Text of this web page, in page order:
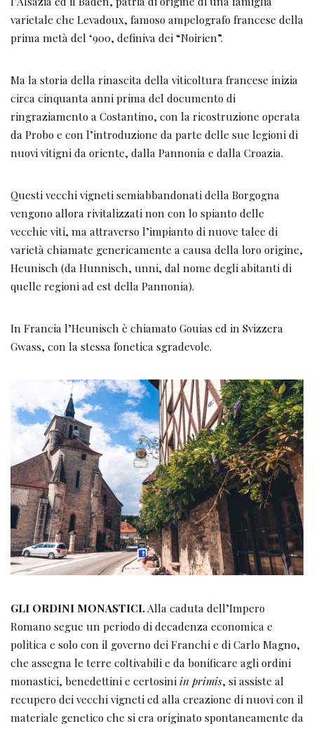
varietale che Levadoux, famoso ampelografo francese della
prima metà del ‘900, definiva dei “Noirien”.
Ma la storia della rinascita della viticoltura francese inizia
circa cinquanta anni prima del documento di
ringraziamento a Costantino, con la ricostruzione operata
da Probo e con l’introduzione da parte delle sue legioni di
nuovi vitigni da oriente, dalla Pannonia e dalla Croazia.
Questi vecchi vigneti semiabbandonati della Borgogna
vengono allora rivitalizzati non con lo spianto delle
vecchie viti, ma attraverso l’impianto di nuove talee di
varietà chiamate genericamente a causa della loro origine,
Heunisch (da Hunnisch, unni, dal nome degli abitanti di
quelle regioni ad est della Pannonia).
In Francia l’Heunisch è chiamato Gouias ed in Svizzera
Gwass, con la stessa fonetica sgradevole.
GLI ORDINI MONASTICI.Alla caduta dell’Impero
Romano segue un periodo di decadenza economica e
politica e solo con il governo dei Franchi e di Carlo Magno,
che assegna le terre coltivabili e da bonificare agli ordini
monastici, benedettini e certosiniin primis, si assiste al
recupero dei vecchi vigneti ed alla creazione di nuovi con il
materiale genetico che si era originato spontaneamente da